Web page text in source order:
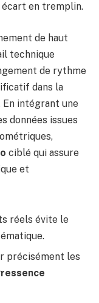
en tremplin.
de haut
technique
de rythme
dans la
En intégrant une
données issues
ciblé qui assure
et
réels évite le
précisément les